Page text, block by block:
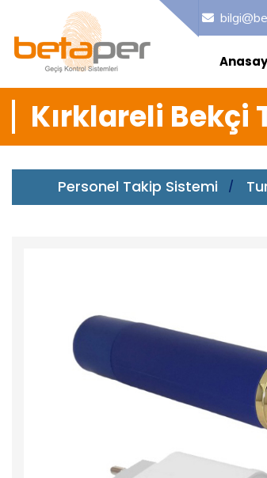
Kırklareli Bekçi
Personel Takip Sistemi